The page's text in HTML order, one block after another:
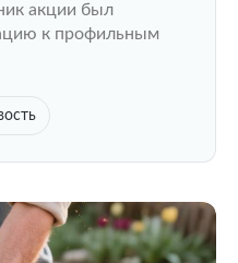
акции был
к профильным